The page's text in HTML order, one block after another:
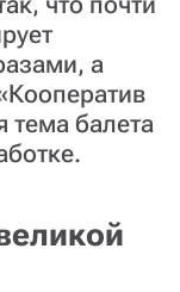
а
тема балета